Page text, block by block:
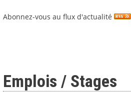
Abonnez-vous au flux d'actualité
Emplois / Stages